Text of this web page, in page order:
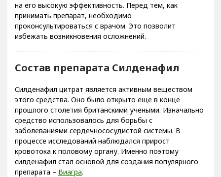
на его высокую эффективность. Перед тем, как
принимать препарат, необходимо
проконсультироваться с врачом. Это позволит
избежать возникновения осложнений.
Состав препарата Силденафил
Силденафил цитрат является активным веществом
этого средства. Оно было открыто еще в конце
прошлого столетия британскими учеными. Изначально
средство использовалось для борьбы с
заболеваниями сердечнососудистой системы. В
процессе исследований наблюдался прирост
кровотока к половому органу. Именно поэтому
силденафил стал основой для создания популярного
препарата – Виагра.